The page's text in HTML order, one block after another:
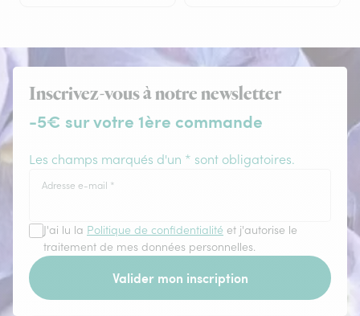
Inscrivez-vous à notre newsletter
-5€ sur votre 1ère commande
Les champs marqués d'un * sont obligatoires.
Adresse e-mail *
J'ai lu la Politique de confidentialité et j'autorise le
traitement de mes données personnelles.
Valider mon inscription